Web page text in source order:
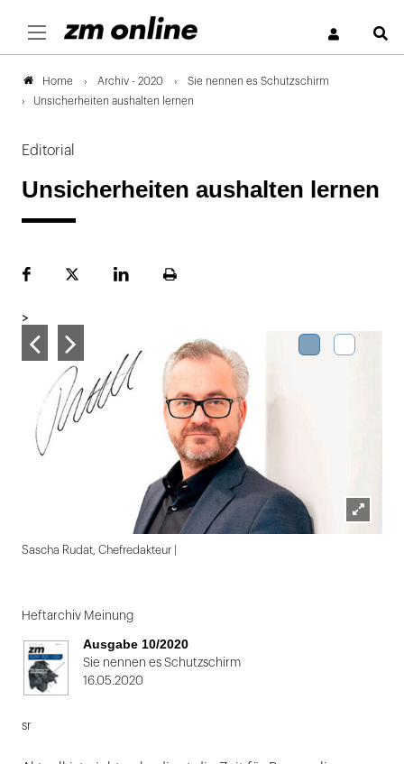
Home Archiv - 2020
Sie nennen es Schutzschirm
Unsicherheiten aushalten lernen
Editorial
Unsicherheiten aushalten lernen
FacebookPlattformLinekdInSeite
>
Lightbox
Sascha Rudat, Chefredakteur |
1
von
2
Heftarchiv Meinung
Ausgabe 10/2020
Sie nennen es Schutzschirm
16.05.2020
sr